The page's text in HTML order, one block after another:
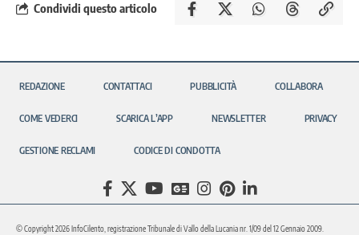
Condividi questo articolo
REDAZIONE CONTATTACI PUBBLICITÀ COLLABORA
COME VEDERCI SCARICA L’APP NEWSLETTER PRIVACY
GESTIONE RECLAMI CODICE DI CONDOTTA
© Copyright 2026 InfoCilento, registrazione Tribunale di Vallo della Lucania nr. 1/09 del 12 Gennaio 2009.